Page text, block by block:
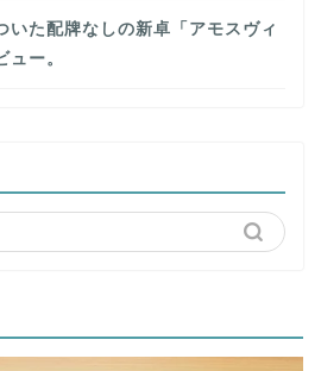
いた配牌なしの新卓「アモスヴィ
ュー。